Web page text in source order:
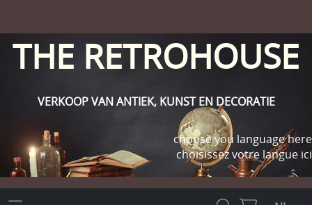
THE RETROHOUSE
VERKOOP VAN ANTIEK, KUNST EN DECORATIE
choose you language here
choisissez votre langue ici